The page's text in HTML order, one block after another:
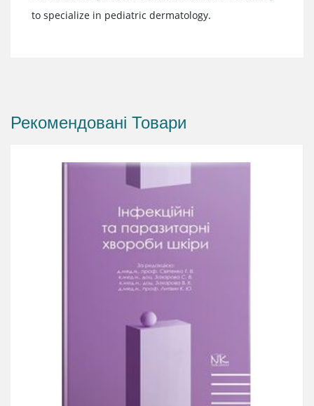
to specialize in pediatric dermatology.
Рекомендовані Товари